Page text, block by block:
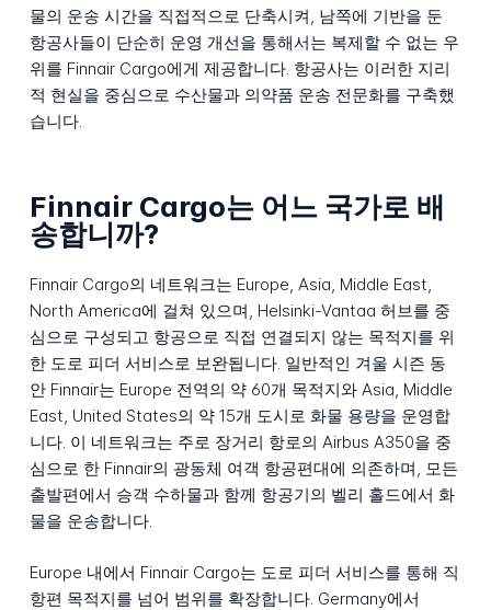
물의 운송 시간을 직접적으로 단축시켜, 남쪽에 기반을 둔
항공사들이 단순히 운영 개선을 통해서는 복제할 수 없는 우
위를 Finnair Cargo에게 제공합니다. 항공사는 이러한 지리
적 현실을 중심으로 수산물과 의약품 운송 전문화를 구축했
습니다.
Finnair Cargo는 어느 국가로 배
송합니까?
Finnair Cargo의 네트워크는 Europe, Asia, Middle East,
North America에 걸쳐 있으며, Helsinki-Vantaa 허브를 중
심으로 구성되고 항공으로 직접 연결되지 않는 목적지를 위
한 도로 피더 서비스로 보완됩니다. 일반적인 겨울 시즌 동
안 Finnair는 Europe 전역의 약 60개 목적지와 Asia, Middle
East, United States의 약 15개 도시로 화물 용량을 운영합
니다. 이 네트워크는 주로 장거리 항로의 Airbus A350을 중
심으로 한 Finnair의 광동체 여객 항공편대에 의존하며, 모든
출발편에서 승객 수하물과 함께 항공기의 벨리 홀드에서 화
물을 운송합니다.
Europe 내에서 Finnair Cargo는 도로 피더 서비스를 통해 직
항편 목적지를 넘어 범위를 확장합니다. Germany에서